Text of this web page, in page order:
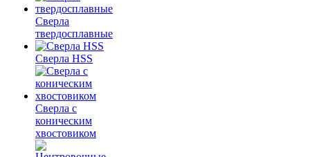
Сверла
твердосплавные
Сверла HSS
Сверла с
коническим
хвостовиком